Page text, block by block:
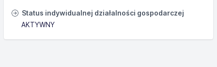
Status indywidualnej działalności gospodarczej
AKTYWNY